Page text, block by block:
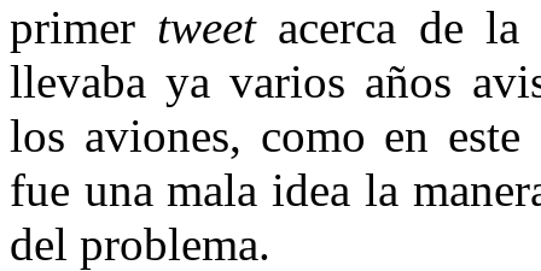
primer tweetacerca de la
llevaba ya varios años
los aviones, como en
fue una mala idea la
del problema.